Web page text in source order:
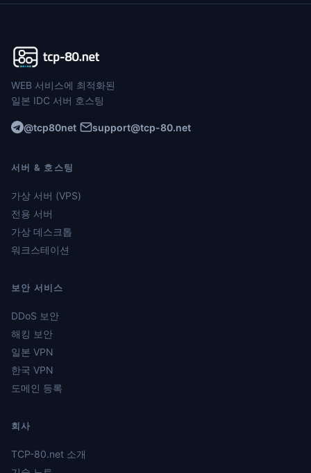
WEB 서비스에 최적화된
일본 IDC 서버 호스팅
@tcp80net support@tcp-80.net
서버 & 호스팅
가상 서버 (VPS)
전용 서버
가상 데스크톱
워크스테이션
보안 서비스
DDoS 보안
해킹 보안
일본 VPN
한국 VPN
도메인 등록
회사
TCP-80.net 소개